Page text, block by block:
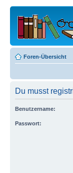
Foren-Übersicht
Du musst
Benutzername:
Passwort: